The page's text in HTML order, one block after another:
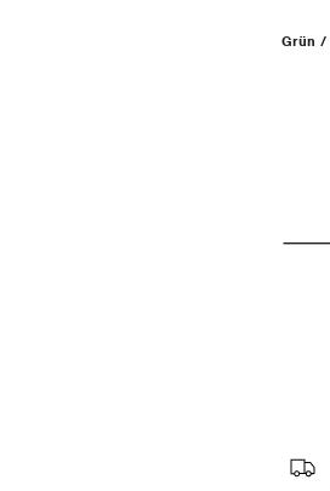
Grün /